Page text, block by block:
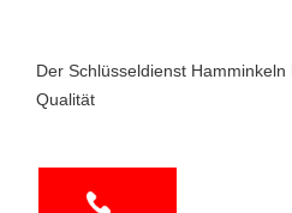
Der Schlüsseldienst
Qualität